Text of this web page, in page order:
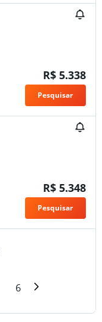
R$ 5.338
Pesquisar
R$ 5.348
Pesquisar
6